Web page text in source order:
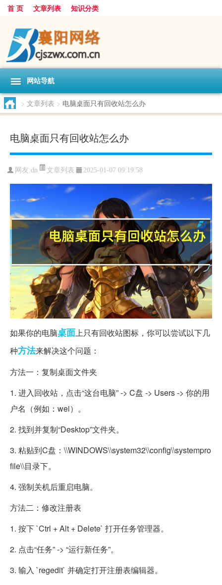
首 页 文章列表 知识分类
网站导航
> 文章列表 > 电脑桌面只有回收站怎么办
电脑桌面只有回收站怎么办
网友:dn 文章列表 2025-01-07 09:19:58
如果你的电脑桌面上只有回收站图标，你可以尝试以下几
种方法来解决这个问题：
方法一：复制桌面文件夹
1. 进入回收站，点击“这台电脑” -> C盘 -> Users -> 你的用
户名（例如：wei）。
2. 找到并复制“Desktop”文件夹。
3. 粘贴到C盘：\\WINDOWS\\system32\\config\\systempro
file\\目录下。
4. 强制关机后重启电脑。
方法二：修改注册表
1. 按下 `Ctrl + Alt + Delete` 打开任务管理器。
2. 点击“任务” -> “运行新任务”。
3. 输入 `regedit` 并确定打开注册表编辑器。